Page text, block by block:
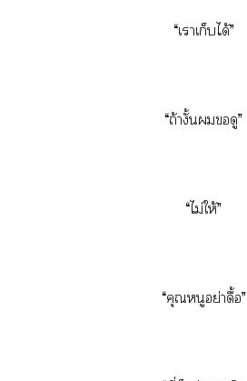
“เาเก็บได้”
“ถ้างั้นขอดู”
“ไม่ให้”
“คุณหนูอย่าดื้อ”